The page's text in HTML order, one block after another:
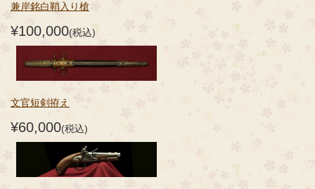
兼岸銘白鞘入り槍
¥100,000(税込)
文官短剣拵え
¥60,000(税込)